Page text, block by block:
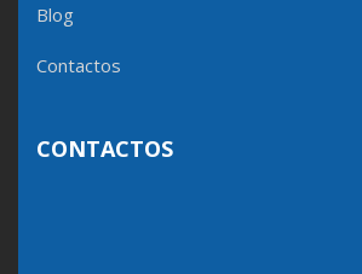
Blog
Contactos
CONTACTOS